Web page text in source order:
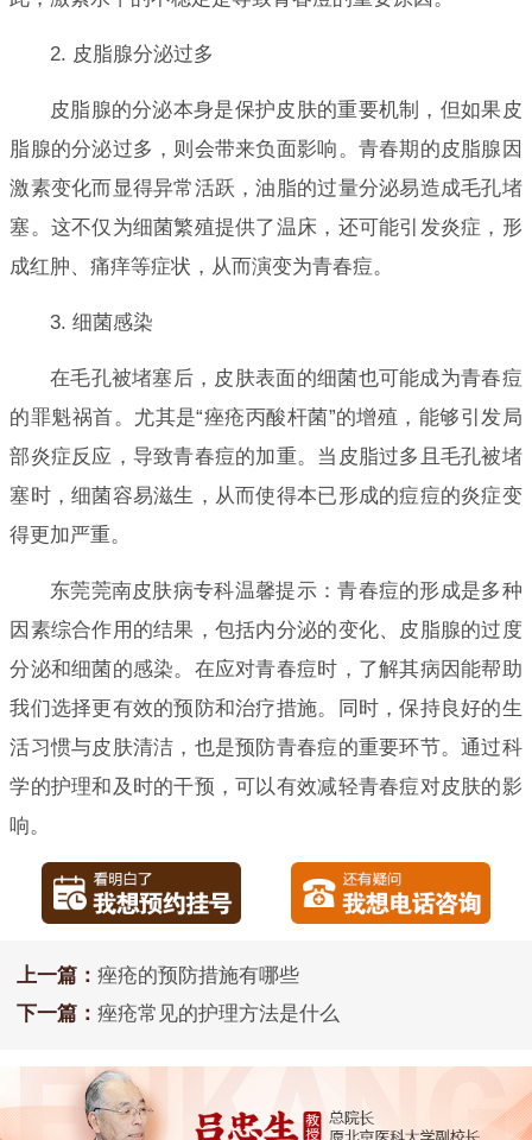
2. 皮脂腺分泌过多
皮脂腺的分泌本身是保护皮肤的重要机制，但如果皮
脂腺的分泌过多，则会带来负面影响。青春期的皮脂腺因
激素变化而显得异常活跃，油脂的过量分泌易造成毛孔堵
塞。这不仅为细菌繁殖提供了温床，还可能引发炎症，形
成红肿、痛痒等症状，从而演变为青春痘。
3. 细菌感染
在毛孔被堵塞后，皮肤表面的细菌也可能成为青春痘
的罪魁祸首。尤其是“痤疮丙酸杆菌”的增殖，能够引发局
部炎症反应，导致青春痘的加重。当皮脂过多且毛孔被堵
塞时，细菌容易滋生，从而使得本已形成的痘痘的炎症变
得更加严重。
东莞莞南皮肤病专科温馨提示：青春痘的形成是多种
因素综合作用的结果，包括内分泌的变化、皮脂腺的过度
分泌和细菌的感染。在应对青春痘时，了解其病因能帮助
我们选择更有效的预防和治疗措施。同时，保持良好的生
活习惯与皮肤清洁，也是预防青春痘的重要环节。通过科
学的护理和及时的干预，可以有效减轻青春痘对皮肤的影
响。
上一篇： 痤疮的预防措施有哪些
下一篇： 痤疮常见的护理方法是什么